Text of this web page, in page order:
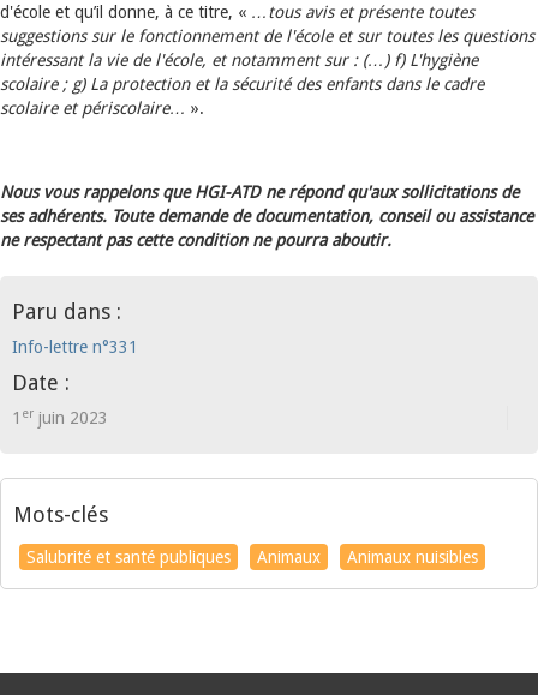
d'école et qu’il donne, à ce titre, « …tous avis et présente toutes
suggestions sur le fonctionnement de l'école et sur toutes les questions
intéressant la vie de l'école, et notamment sur : (…) f) L'hygiène
scolaire ; g) La protection et la sécurité des enfants dans le cadre
scolaire et périscolaire… ».
Nous vous rappelons que HGI-ATD ne répond qu'aux sollicitations de
ses adhérents. Toute demande de documentation, conseil ou assistance
ne respectant pas cette condition ne pourra aboutir.
Paru dans :
Info-lettre n°331
Date :
1 er juin 2023
Mots-clés
Salubrité et santé publiques Animaux Animaux nuisibles